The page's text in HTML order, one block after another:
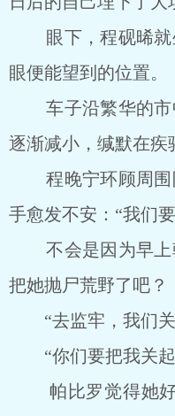
眼下，程砚晞就
眼便能望到的位置。
车子沿繁华的市
逐渐减小，缄默在疾
程晚宁环顾周围
手愈发不安：“我们
不会是因为早上
把她抛尸荒野了吧？
“去监牢，我们关
“你们要把我关起
帕比罗觉得她好